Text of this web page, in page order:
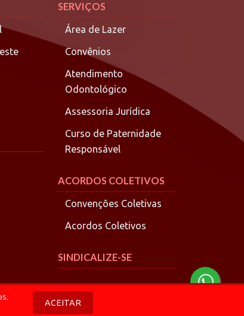
SERVIÇOS
Área de Lazer
Convênios
Atendimento
Odontológico
Assessoria Jurídica
Curso de Paternidade
Responsável
ACORDOS COLETIVOS
Convenções Coletivas
Acordos Coletivos
SINDICALIZE-SE
ACEITAR